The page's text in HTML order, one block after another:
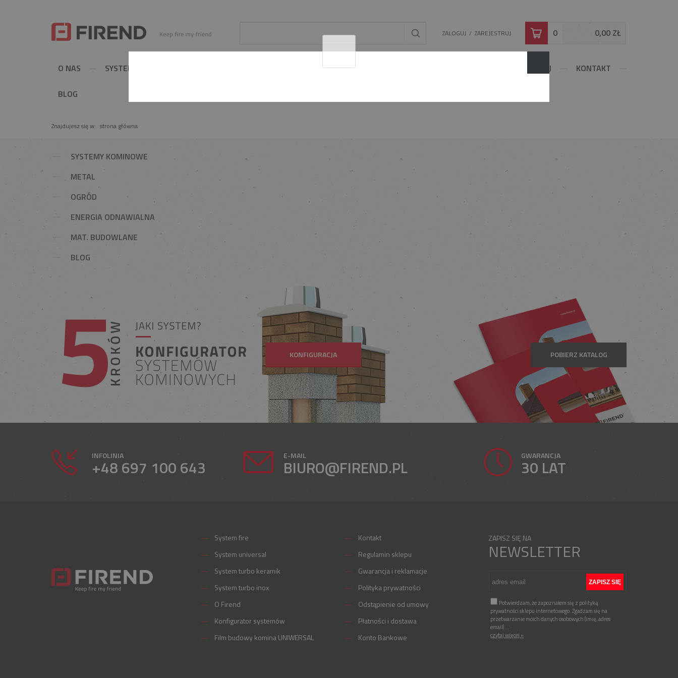
ZALOGUJ /ZAREJESTRUJ 0 0,00 ZŁ
O NAS SYSTEMY KOMINOWE ENERGIA ODNAWIALNA KONFIGURUJ KONTAKT
BLOG
Znajdujesz się w: strona główna
SYSTEMY KOMINOWE
METAL
OGRÓD
ENERGIA ODNAWIALNA
MAT. BUDOWLANE
BLOG
KONFIGURACJA POBIERZ KATALOG
INFOLINIA
+48 697 100 643
E-MAIL
BIURO@FIREND.PL
GWARANCJA
30 LAT
System fire
System universal
System turbo keramik
System turbo inox
O Firend
Konfigurator systemów
Film budowy komina UNIWERSAL
Kontakt
Regulamin sklepu
Gwarancja i reklamacje
Polityka prywatności
Odstąpienie od umowy
Płatności i dostawa
Konto Bankowe
ZAPISZ SIĘ NA
NEWSLETTER
Potwierdzam, że zapoznałem się z polityką
prywatności sklepu internetowego. Zgadzam się na
przetwarzanie moich danych osobowych (imię, adres
email)...
czytaj więcej »